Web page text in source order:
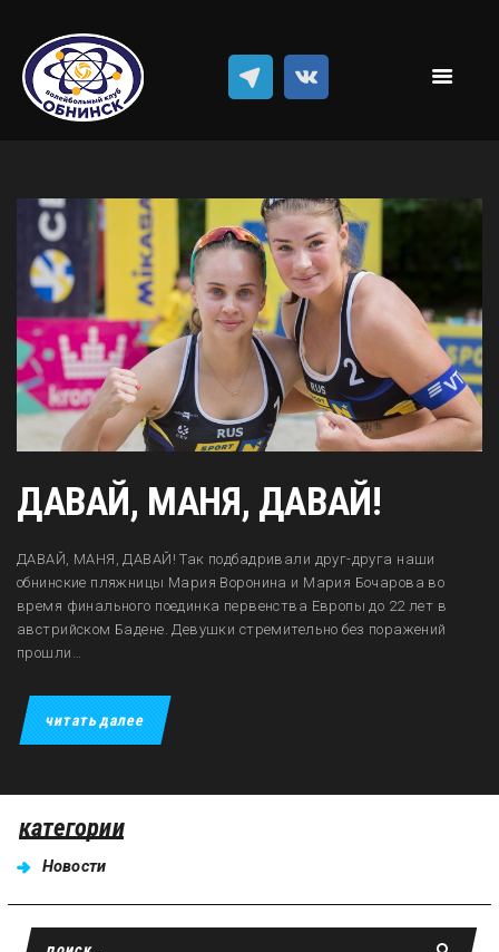
Новости
Классический волейбол
Пляжный волейбол
Результаты
ДАВАЙ, МАНЯ, ДАВАЙ!
ДАВАЙ, МАНЯ, ДАВАЙ! Так подбадривали друг-друга наши
обнинские пляжницы Мария Воронина и Мария Бочарова во
время финального поединка первенства Европы до 22 лет в
австрийском Бадене. Девушки стремительно без поражений
прошли…
читать далее
категории
Новости